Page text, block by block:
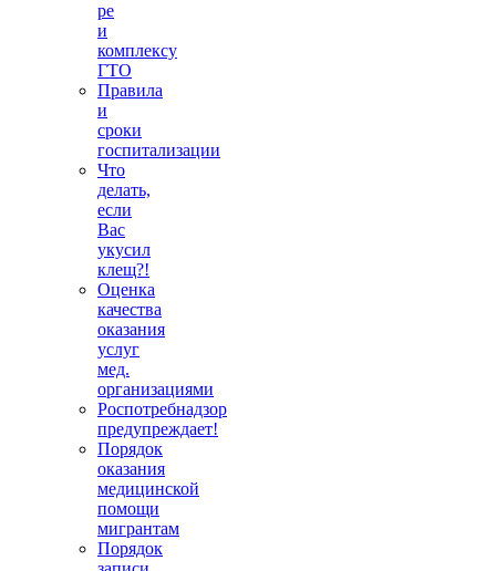
ре
и
комплексу
ГТО
Правила
и
сроки
госпитализации
Что
делать,
если
Вас
укусил
клещ?!
Оценка
качества
оказания
услуг
мед.
организациями
Роспотребнадзор
предупреждает!
Порядок
оказания
медицинской
помощи
мигрантам
Порядок